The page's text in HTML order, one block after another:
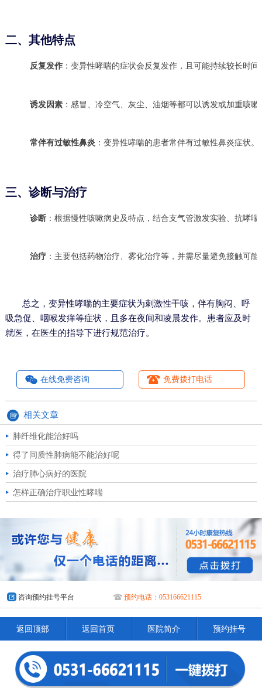
二、其他特点
反复发作 ：变异性哮喘的症状会反复发作，且可能持续较长时间
诱发因素 ：感冒、冷空气、灰尘、油烟等都可以诱发或加重咳嗽
常伴有过敏性鼻炎 ：变异性哮喘的患者常伴有过敏性鼻炎症状。
三、诊断与治疗
诊断 ：根据慢性咳嗽病史及特点，结合支气管激发实验、抗哮
治疗 ：主要包括药物治疗、雾化治疗等，并需尽量避免接触可
总之，变异性哮喘的主要症状为刺激性干咳，伴有胸闷、呼
吸急促、咽喉发痒等症状，且多在夜间和凌晨发作。患者应及时
就医，在医生的指导下进行规范治疗。
在线免费咨询 免费拨打电话
相关文章
肺纤维化能治好吗
得了间质性肺病能不能治好呢
治疗肺心病好的医院
怎样正确治疗职业性哮喘
咨询预约挂号平台 预约电话：053166621115
返回顶部 返回首页 医院简介 预约挂号